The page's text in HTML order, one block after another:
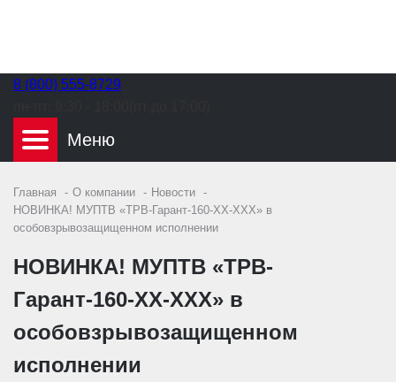
8 (800) 555-8729
Главная О компании
Новости
НОВИНКА! МУПТВ «ТРВ-Гарант-160-ХХ-XXX» в
особовзрывозащищенном исполнении
НОВИНКА! МУПТВ «ТРВ-
Гарант-160-ХХ-XXX» в
особовзрывозащищенном
исполнении